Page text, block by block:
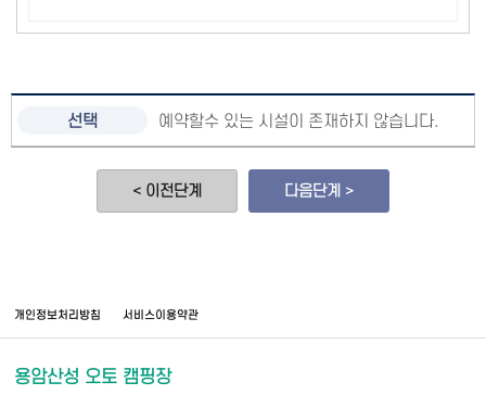
예약할수 있는 시설이 존재하지 않습니다.
< 이전단계 다음단계 >
개인정보처리방침 서비스이용약관
용암산성 오토 캠핑장